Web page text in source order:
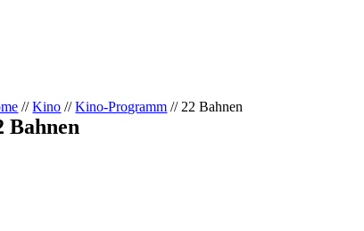
//Kino //Kino-Programm // 22 Bahnen
Bahnen